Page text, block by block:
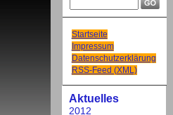
Startseite
Impressum
Datenschutzerklärung
RSS-Feed (XML)
Aktuelles
2012